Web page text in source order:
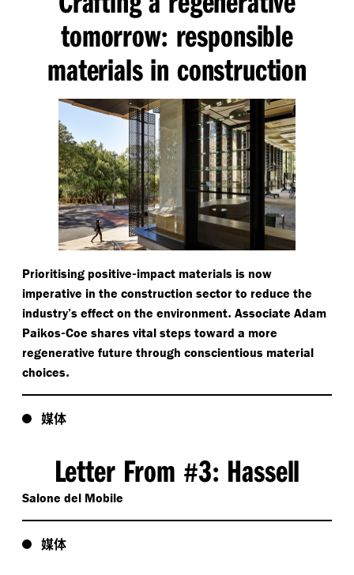
tomorrow: responsible
materials in construction
Prioritising positive-impact materials is now
imperative in the construction sector to reduce the
industry’s effect on the environment. Associate Adam
Paikos-Coe shares vital steps toward a more
regenerative future through conscientious material
choices.
媒体
Letter From #3: Hassell
Salone del Mobile
媒体